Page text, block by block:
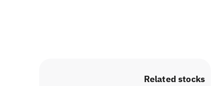
Related stocks